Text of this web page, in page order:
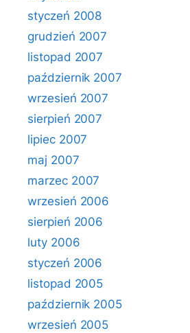
styczeń 2008
grudzień 2007
listopad 2007
październik 2007
wrzesień 2007
sierpień 2007
lipiec 2007
maj 2007
marzec 2007
wrzesień 2006
sierpień 2006
luty 2006
styczeń 2006
listopad 2005
październik 2005
wrzesień 2005